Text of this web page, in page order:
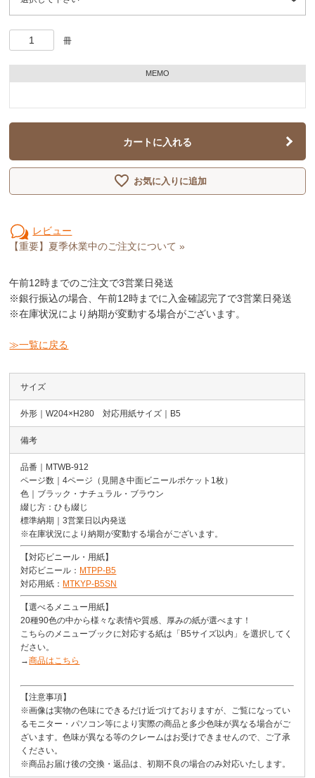
冊
MEMO
カートに入れる
お気に入りに追加
レビュー
【重要】夏季休業中のご注文について »
午前12時までのご注文で3営業日発送
※銀行振込の場合、午前12時までに入金確認完了で3営業日発送
※在庫状況により納期が変動する場合がございます。
≫一覧に戻る
サイズ
外形｜W204×H280 対応用紙サイズ｜B5
備考
品番｜MTWB-912
ページ数｜4ページ（見開き中面ビニールポケット1枚）
色｜ブラック・ナチュラル・ブラウン
綴じ方：ひも綴じ
標準納期｜3営業日以内発送
※在庫状況により納期が変動する場合がございます。
【対応ビニール・用紙】
対応ビニール： MTPP-B5
対応用紙： MTKYP-B5SN
【選べるメニュー用紙】
20種90色の中から様々な表情や質感、厚みの紙が選べます！
こちらのメニューブックに対応する紙は「B5サイズ以内」を選択してく
ださい。
→商品はこちら
【注意事項】
※画像は実物の色味にできるだけ近づけておりますが、ご覧になってい
るモニター・パソコン等により実際の商品と多少色味が異なる場合がご
ざいます。色味が異なる等のクレームはお受けできませんので、ご了承
ください。
※商品お届け後の交換・返品は、初期不良の場合のみ対応いたします。